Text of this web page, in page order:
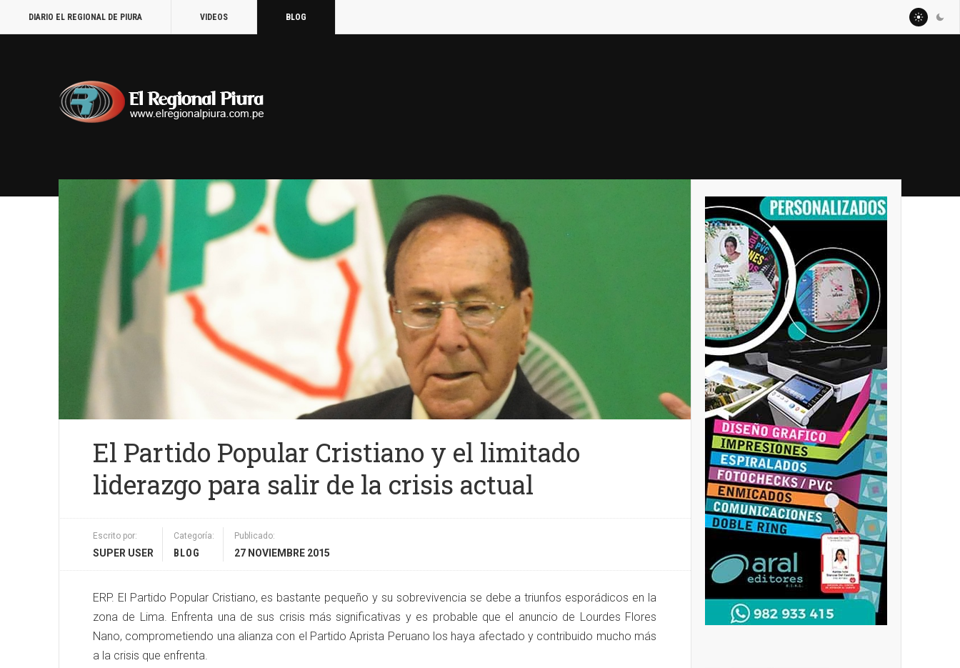
DIARIO EL REGIONAL DE PIURA VIDEOS BLOG
El Partido Popular Cristiano y el limitado
liderazgo para salir de la crisis actual
Escrito por:
SUPER USER
Categoría:
BLOG
Publicado:
27 NOVIEMBRE 2015
ERP. El Partido Popular Cristiano, es bastante pequeño y su sobrevivencia se debe a triunfos esporádicos en la
zona de Lima. Enfrenta una de sus crisis más significativas y es probable que el anuncio de Lourdes Flores
Nano, comprometiendo una alianza con el Partido Aprista Peruano los haya afectado y contribuido mucho más
a la crisis que enfrenta.